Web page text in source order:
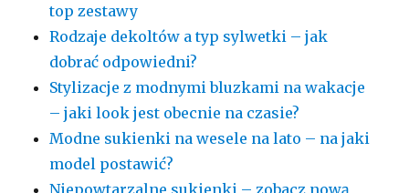
top zestawy
Rodzaje dekoltów a typ sylwetki – jak
dobrać odpowiedni?
Stylizacje z modnymi bluzkami na wakacje
– jaki look jest obecnie na czasie?
Modne sukienki na wesele na lato – na jaki
model postawić?
Niepowtarzalne sukienki – zobacz nową